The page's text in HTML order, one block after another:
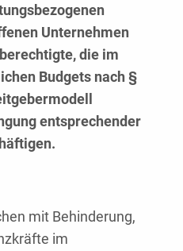
Unternehmen
die im
Budgets nach §
entsprechender
mit Behinderung,
im